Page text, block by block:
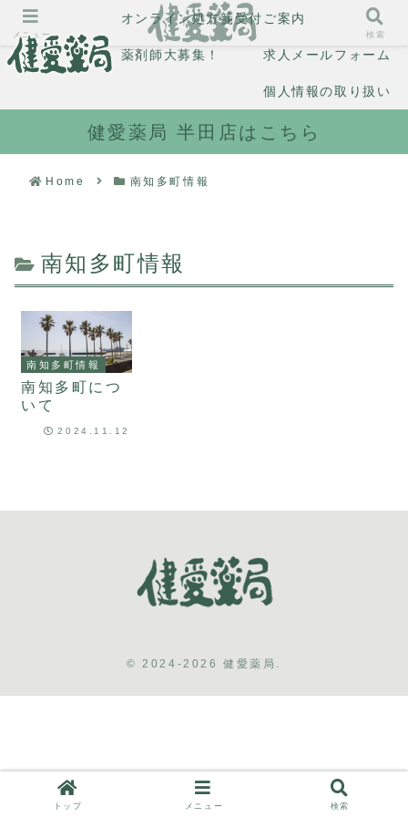
オンライン処方箋受付ご案内
薬剤師大募集！ 求人メールフォーム
個人情報の取り扱い
健愛薬局 半田店はこちら
Home 南知多町情報
南知多町情報
南知多町情報
南知多町につ
いて
2024.11.12
© 2024-2026 健愛薬局.
メニュー 検索
トップ メニュー 検索